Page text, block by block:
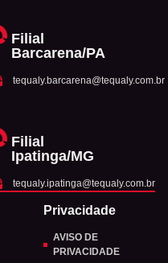
Filial
Barcarena/PA
tequaly.barcarena@tequaly.com.br
Filial
Ipatinga/MG
tequaly.ipatinga@tequaly.com.br
Privacidade
AVISO DE
PRIVACIDADE